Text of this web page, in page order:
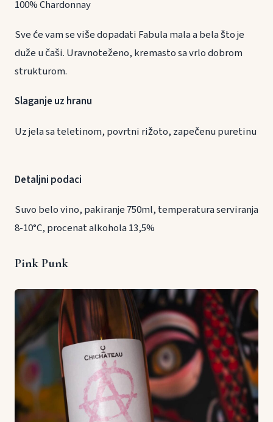
100% Chardonnay
Sve će vam se više dopadati Fabula mala a bela što je
duže u čaši. Uravnoteženo, kremasto sa vrlo dobrom
strukturom.
Slaganje uz hranu
Uz jela sa teletinom, povrtni rižoto, zapečenu puretinu
Detaljni podaci
Suvo belo vino, pakiranje 750ml, temperatura serviranja
8-10°C, procenat alkohola 13,5%
Pink Punk